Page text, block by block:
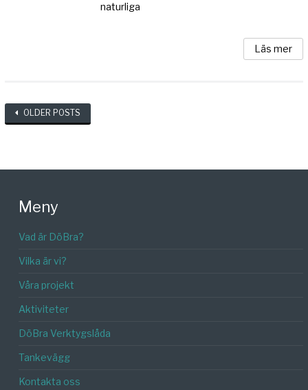
naturliga
Läs mer
Posts
OLDER POSTS
Meny
Vad är DöBra?
Vilka är vi?
Våra projekt
Aktiviteter
DöBra Verktygslåda
Tankevägg
Kontakta oss